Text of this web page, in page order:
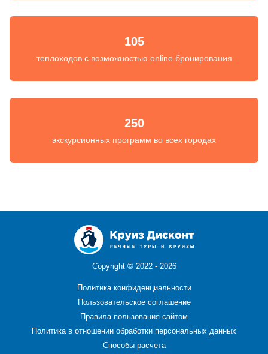
105
теплоходов с возможностью online бронирования
250
экскурсионных программ во всех городах
Copyright © 2022 - 2026
Политика конфиденциальности
Пользовательское соглашение
Правила пользования сайтом
Политика в отношении обработки персональных данных
Способы расчета